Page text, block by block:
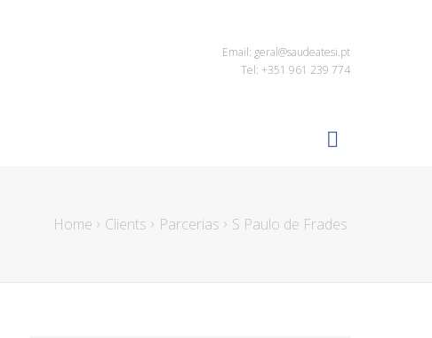
Email: geral@saudeatesi.pt
Tel: +351 961 239 774
Home Clients Parcerias S Paulo de Frades